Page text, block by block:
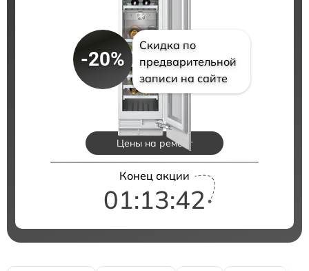
-20%
Скидка по
предварительной
записи на сайте
Цены на ремонт
Конец акции
01:13:42